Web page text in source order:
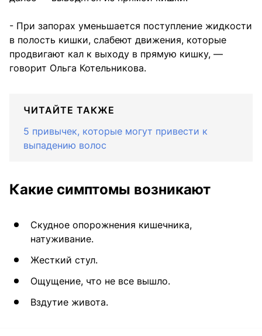
- При запорах уменьшается поступление жидкости
в полость кишки, слабеют движения, которые
продвигают кал к выходу в прямую кишку, —
говорит Ольга Котельникова.
ЧИТАЙТЕ ТАКЖЕ
5 привычек, которые могут привести к
выпадению волос
Какие симптомы возникают
Скудное опорожнения кишечника,
натуживание.
Жесткий стул.
Ощущение, что не все вышло.
Вздутие живота.